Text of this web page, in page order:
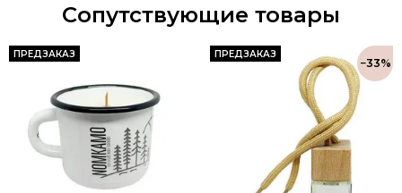
Сопутствующие товары
ПРЕДЗАКАЗ ПРЕДЗАКАЗ
−33%